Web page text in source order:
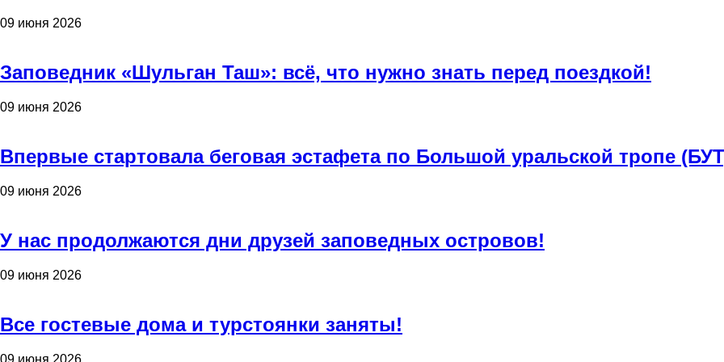
09 июня 2026
Заповедник «Шульган Таш»: всё, что нужно знать перед поездкой!
09 июня 2026
Впервые стартовала беговая эстафета по Большой уральской тропе
09 июня 2026
У нас продолжаются дни друзей заповедных островов!
09 июня 2026
Все гостевые дома и турстоянки заняты!
09 июня 2026